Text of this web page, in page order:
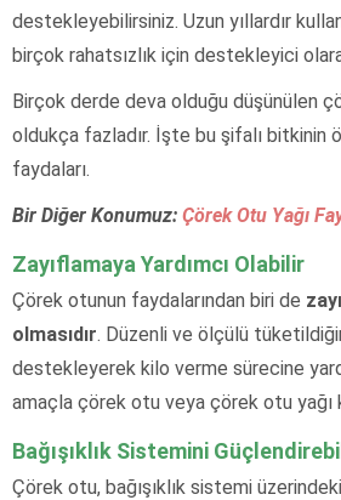
destekleyebilirsiniz. Uzun yıllardır
birçok rahatsızlık için destekleyici
Birçok derde deva olduğu düşünülen
oldukça fazladır. İşte bu şifalı bitkinin
faydaları.
Bir Diğer Konumuz: Çörek Otu Yağı
Zayıflamaya Yardımcı Olabilir
Çörek otunun faydalarından biri de
olmasıdır. Düzenli ve ölçülü
destekleyerek kilo verme sürecine
amaçla çörek otu veya çörek otu yağı
Bağışıklık Sistemini
Çörek otu, bağışıklık sistemi